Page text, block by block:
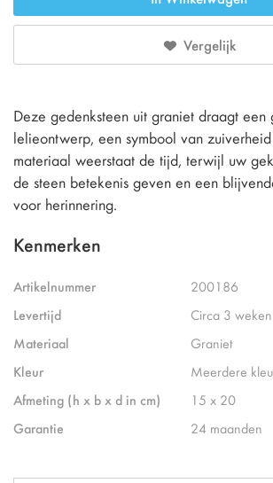
Vergelijk
Deze gedenksteen uit graniet draagt een
lelieontwerp, een symbool van
materiaal weerstaat de tijd, terwijl uw
de steen betekenis geven en een
voor herinnering.
Kenmerken
Artikelnummer
200186
Levertijd
Circa 3 weken
Materiaal
Graniet
Kleur
Meerdere
Afmeting (h x b x d in cm)
15 x 20
Garantie
24 maanden